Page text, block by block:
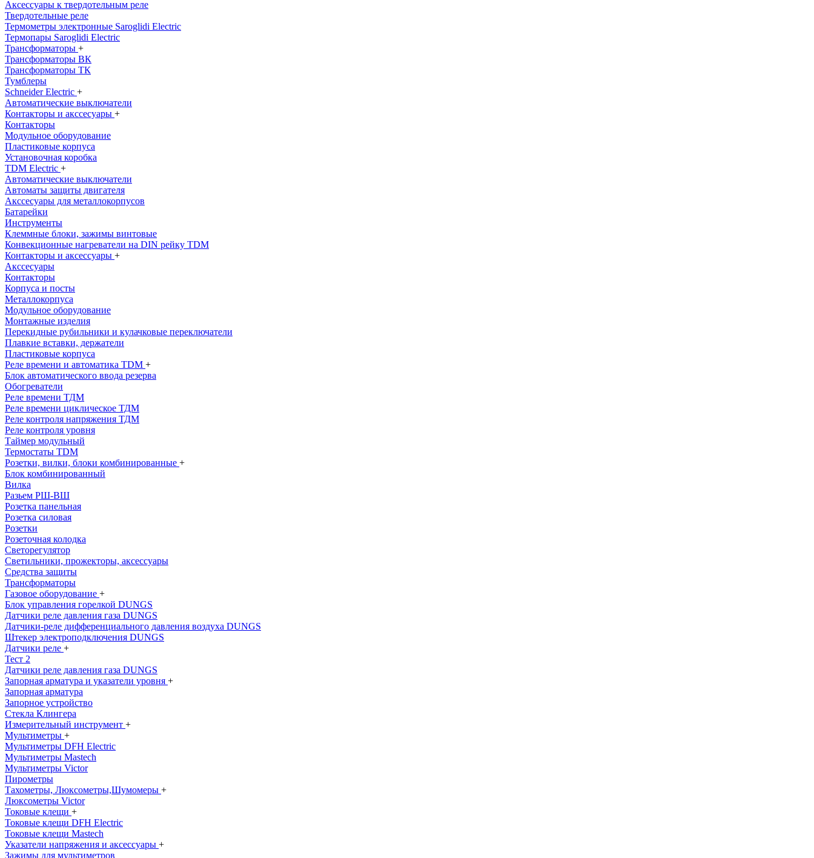
Аксессуары к твердотельным реле
Твердотельные реле
Термометры электронные Saroglidi Electric
Термопары Saroglidi Electric
Трансформаторы +
Трансформаторы ВК
Трансформаторы ТК
Тумблеры
Schneider Electric +
Автоматические выключатели
Контакторы и акссесуары +
Контакторы
Модульное оборудование
Пластиковые корпуса
Установочная коробка
TDM Electric +
Автоматические выключатели
Автоматы защиты двигателя
Акссесуары для металлокорпусов
Батарейки
Инструменты
Клеммные блоки, зажимы винтовые
Конвекционные нагреватели на DIN рейку TDM
Контакторы и аксессуары +
Акссесуары
Контакторы
Корпуса и посты
Металлокорпуса
Модульное оборудование
Монтажные изделия
Перекидные рубильники и кулачковые переключатели
Плавкие вставки, держатели
Пластиковые корпуса
Реле времени и автоматика TDM +
Блок автоматического ввода резерва
Обогреватели
Реле времени ТДМ
Реле времени циклическое ТДМ
Реле контроля напряжения ТДМ
Реле контроля уровня
Таймер модульный
Термостаты TDM
Розетки, вилки, блоки комбинированные +
Блок комбинированный
Вилка
Разьем РШ-ВШ
Розетка панельная
Розетка силовая
Розетки
Розеточная колодка
Светорегулятор
Светильники, прожекторы, аксессуары
Средства защиты
Трансформаторы
Газовое оборудование +
Блок управления горелкой DUNGS
Датчики реле давления газа DUNGS
Датчики-реле дифференциального давления воздуха DUNGS
Штекер электроподключения DUNGS
Датчики реле +
Тест 2
Датчики реле давления газа DUNGS
Запорная арматура и указатели уровня +
Запорная арматура
Запорное устройство
Стекла Клингера
Измерительный инструмент +
Мультиметры +
Мультиметры DFH Electric
Мультиметры Mastech
Мультиметры Victor
Пирометры
Тахометры, Люксометры,Шумомеры +
Люксометры Victor
Токовые клещи +
Токовые клещи DFH Electric
Токовые клещи Mastech
Указатели напряжения и аксессуары +
Зажимы для мультиметров